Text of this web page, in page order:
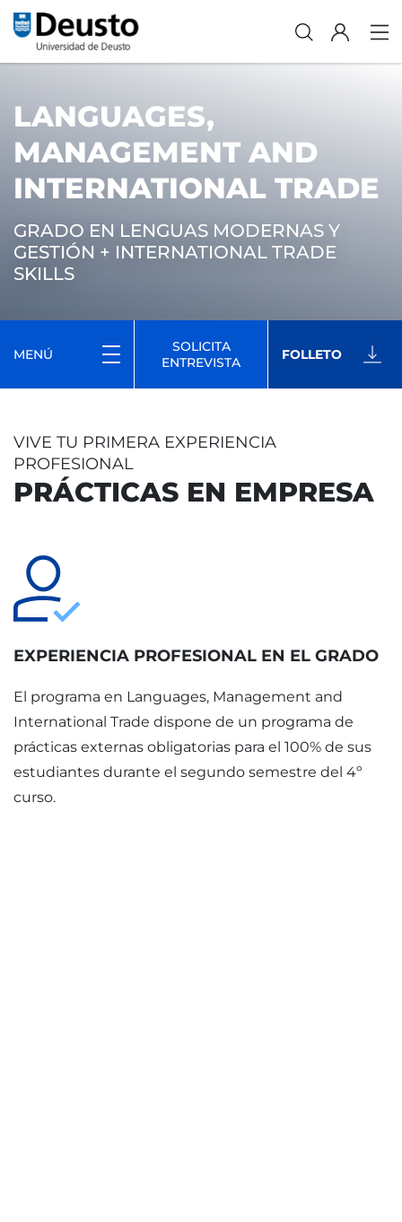
LANGUAGES,
MANAGEMENT AND
INTERNATIONAL TRADE
GRADO EN LENGUAS MODERNAS Y
GESTIÓN + INTERNATIONAL TRADE
SKILLS
MENÚ
SOLICITA
ENTREVISTA
FOLLETO
VIVE TU PRIMERA EXPERIENCIA
PROFESIONAL
PRÁCTICAS EN EMPRESA
EXPERIENCIA PROFESIONAL EN EL GRADO
El programa en Languages, Management and
International Trade dispone de un programa de
prácticas externas obligatorias para el 100% de sus
estudiantes durante el segundo semestre del 4º
curso.